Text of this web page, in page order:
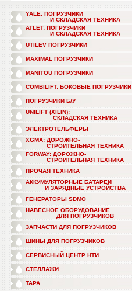
YALE: ПОГРУЗЧИКИ
И СКЛАДСКАЯ ТЕХНИКА
ATLET: ПОГРУЗЧИКИ
И СКЛАДСКАЯ ТЕХНИКА
UTILEV ПОГРУЗЧИКИ
MAXIMAL ПОГРУЗЧИКИ
MANITOU ПОГРУЗЧИКИ
COMBILIFT: БОКОВЫЕ ПОГРУЗЧИКИ
ПОГРУЗЧИКИ Б/У
UNILIFT (XILIN):
СКЛАДСКАЯ ТЕХНИКА
ЭЛЕКТРОТЕЛЬФЕРЫ
XGMA: ДОРОЖНО-
СТРОИТЕЛЬНАЯ ТЕХНИКА
FORWAY: ДОРОЖНО-
СТРОИТЕЛЬНАЯ ТЕХНИКА
ПРОЧАЯ ТЕХНИКА
АККУМУЛЯТОРНЫЕ БАТАРЕИ
И ЗАРЯДНЫЕ УСТРОЙСТВА
ГЕНЕРАТОРЫ SDMO
НАВЕСНОЕ ОБОРУДОВАНИЕ
ДЛЯ ПОГРУЗЧИКОВ
ЗАПЧАСТИ ДЛЯ ПОГРУЗЧИКОВ
ШИНЫ ДЛЯ ПОГРУЗЧИКОВ
СЕРВИСНЫЙ ЦЕНТР НТИ
СТЕЛЛАЖИ
ТАРА